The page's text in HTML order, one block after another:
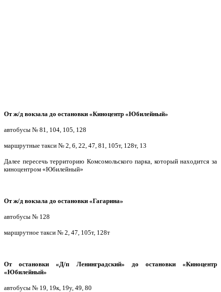
От ж/д вокзала до остановки «Киноцентр «Юбилейный»
автобусы № 81, 104, 105, 128
маршрутные такси № 2, 6, 22, 47, 81, 105т, 128т, 13
Далее пересечь территорию Комсомольского парка, который находится за
киноцентром «Юбилейный»
От ж/д вокзала до остановки «Гагарина»
автобусы № 128
маршрутное такси № 2, 47, 105т, 128т
От остановки «Д/п Ленинградский» до остановки «Киноцентр
«Юбилейный»
автобусы № 19, 19к, 19у, 49, 80